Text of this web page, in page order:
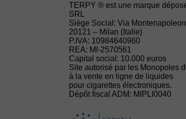
TERPY ® est une marque
SRL
Siège Social: Via
20121 – Milan (Italie)
P.IVA: 10984640960
REA: MI-2570561
Capital social: 10.000 euros
Site autorisé par les Monopoles
à la vente en ligne de liquides
pour cigarettes électroniques.
Dépôt fiscal ADM: MIPLI0040